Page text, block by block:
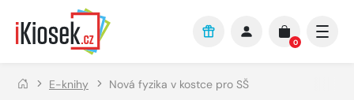
Přejít na hlavní obsah
0
E-knihy Nová fyzika v kostce pro SŠ